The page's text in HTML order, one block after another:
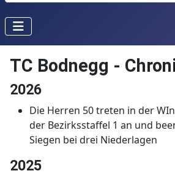
TC Bodnegg -
2026
Die Herren 50 treten in der
der Bezirksstaffel 1 an und
Siegen bei drei Niederlagen
2025